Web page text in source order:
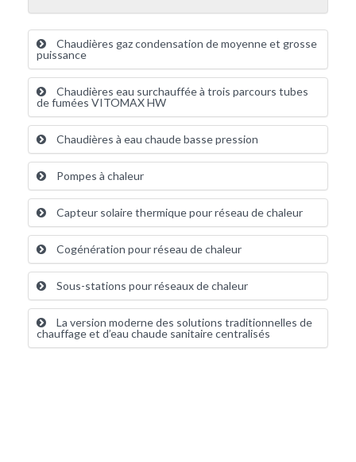
Chaudières gaz condensation de moyenne et grosse
puissance
Chaudières eau surchauffée à trois parcours tubes
de fumées VITOMAX HW
Chaudières à eau chaude basse pression
Pompes à chaleur
Capteur solaire thermique pour réseau de chaleur
Cogénération pour réseau de chaleur
Sous-stations pour réseaux de chaleur
La version moderne des solutions traditionnelles de
chauffage et d’eau chaude sanitaire centralisés